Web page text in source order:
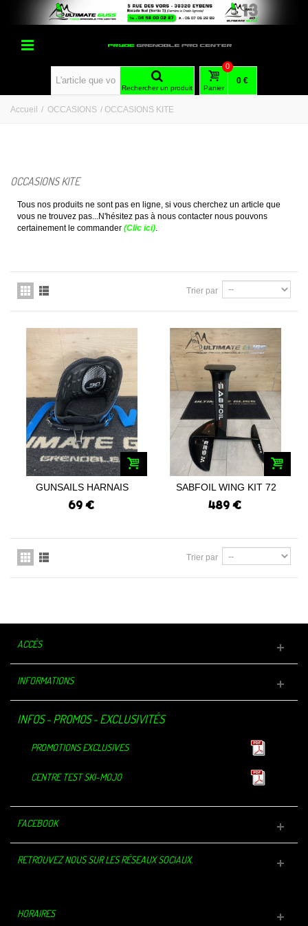
Rechercher un produit Panier
0
0 €
Accueil / OCCASIONS / OCCASIONS KITE
OCCASIONS KITE
Tous nos produits ne sont pas en ligne, si vous cherchez un article que
vous ne trouvez pas...N'hésitez pas à nous contacter nous pouvons
certainement le commander (Clic ici)
Trier par
GUNSAILS HARNAIS
TRION 3D T M...
69 €
SABFOIL WING KIT 72
CARBON...
489 €
Trier par
ACCÈS
INFORMATIONS
INFOS - PROMOS - EXCLUSIVITÉS
PROMOTIONS EXCLUSIVES
CENTRE TEST SKI-MOJO
FACEBOOK
RETROUVEZ NOUS SUR LES RÉSEAUX SOCIAUX.
HORAIRES